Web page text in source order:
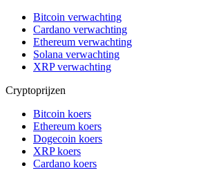
Bitcoin verwachting
Cardano verwachting
Ethereum verwachting
Solana verwachting
XRP verwachting
Cryptoprijzen
Bitcoin koers
Ethereum koers
Dogecoin koers
XRP koers
Cardano koers